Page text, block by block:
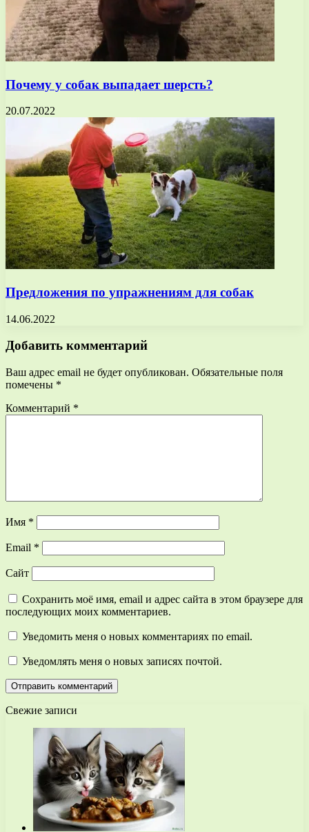
Почему у собак выпадает шерсть?
20.07.2022
Предложения по упражнениям для собак
14.06.2022
Добавить комментарий
Ваш адрес email не будет опубликован. Обязательные поля
помечены *
Комментарий *
Имя *
Email *
Сайт
Сохранить моё имя, email и адрес сайта в этом браузере для
последующих моих комментариев.
Уведомить меня о новых комментариях по email.
Уведомлять меня о новых записях почтой.
Свежие записи